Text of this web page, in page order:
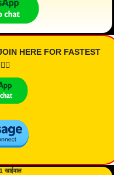
HERE FOR FASTEST
खाईवाल